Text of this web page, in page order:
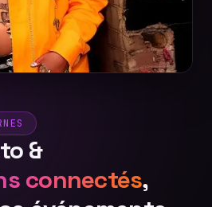
&
connectés,